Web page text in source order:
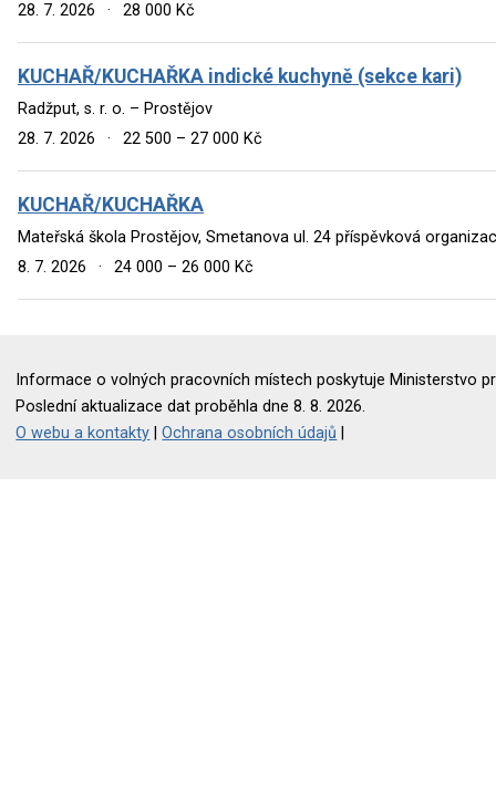
28. 7. 2026
· 28 000 Kč
KUCHAŘ/KUCHAŘKA indické kuchyně (sekce kari)
Radžput, s. r. o. – Prostějov
28. 7. 2026
· 22 500 – 27 000 Kč
KUCHAŘ/KUCHAŘKA
Mateřská škola Prostějov, Smetanova ul. 24 příspěvková
8. 7. 2026
· 24 000 – 26 000 Kč
Informace o volných pracovních místech poskytuje Ministerstvo
Poslední aktualizace dat proběhla dne 8. 8. 2026.
O webu a kontakty |Ochrana osobních údajů